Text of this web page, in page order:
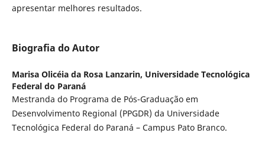
apresentar melhores resultados.
Biografia do Autor
Marisa Olicéia da Rosa Lanzarin, Universidade Tecnológica
Federal do Paraná
Mestranda do Programa de Pós-Graduação em
Desenvolvimento Regional (PPGDR) da Universidade
Tecnológica Federal do Paraná – Campus Pato Branco.